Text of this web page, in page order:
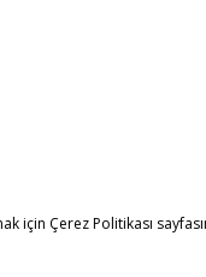
Çerez Politikası